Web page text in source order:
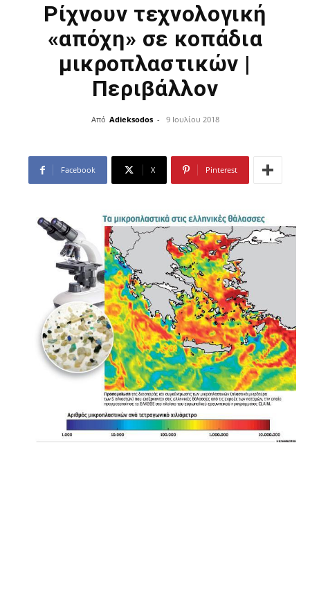
Ρίχνουν τεχνολογική
«απόχη» σε κοπάδια
μικροπλαστικών |
Περιβάλλον
Από Adieksodos - 9 Ιουλίου 2018
Facebook X Pinterest